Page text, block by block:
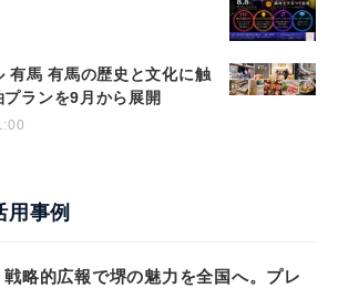
有馬 有馬の歴史と文化に触
ランを9月から展開
用事例
戦略的広報で堺の魅力を全国へ。プレ